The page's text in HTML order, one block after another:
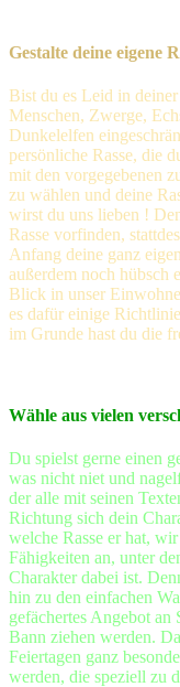
Gestalte deine eigene
Bist du es Leid in
Menschen, Zwerge,
Dunkelelfen
persönliche Rasse, die
mit den vorgegebenen
zu wählen und deine
wirst du uns lieben !
Rasse vorfinden,
Anfang deine ganz
außerdem noch hübsch
Blick in unser
es dafür einige
im Grunde hast du die
Wähle aus vielen
Du spielst gerne einen
was nicht niet und
der alle mit seinen
Richtung sich dein
welche Rasse er hat,
Fähigkeiten an, unter
Charakter dabei ist.
hin zu den einfachen
gefächertes Angebot
Bann ziehen werden.
Feiertagen ganz
werden, die speziell zu